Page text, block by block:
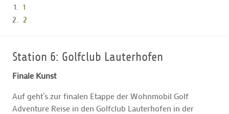
1
2
Station 6: Golfclub Lauterhofen
Finale Kunst
Auf geht’s zur finalen Etappe der Wohnmobil Golf
Adventure Reise in den Golfclub Lauterhofen in der